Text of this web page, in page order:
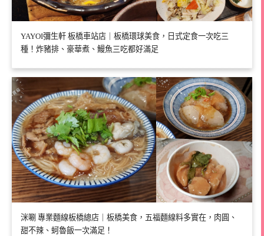
YAYOI彌生軒 板橋車站店｜板橋環球美食，日式定食一次吃三
種！炸豬排、豪華煮、鰻魚三吃都好滿足
洣唰 專業麵線板橋總店｜板橋美食，五福麵線料多實在，肉圓、
甜不辣、蚵魯飯一次滿足！